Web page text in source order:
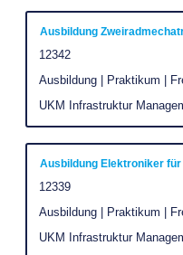
die
Stelleninformationen
vollständig
anzuzeigen.
Stellenbezeichnung
Ausbildung
Stellenkennung
12342
Stellenkategorie
Ausbildung | Praktikum |
Unternehmen
UKM Infrastruktur
Drücken
Sie
die
Leertaste,
die
Stelleninformationen
vollständig
anzuzeigen.
Stellenbezeichnung
Ausbildung Elektroniker
Stellenkennung
12339
Stellenkategorie
Ausbildung | Praktikum |
Unternehmen
UKM Infrastruktur
Drücken
Sie
die
Leertaste,